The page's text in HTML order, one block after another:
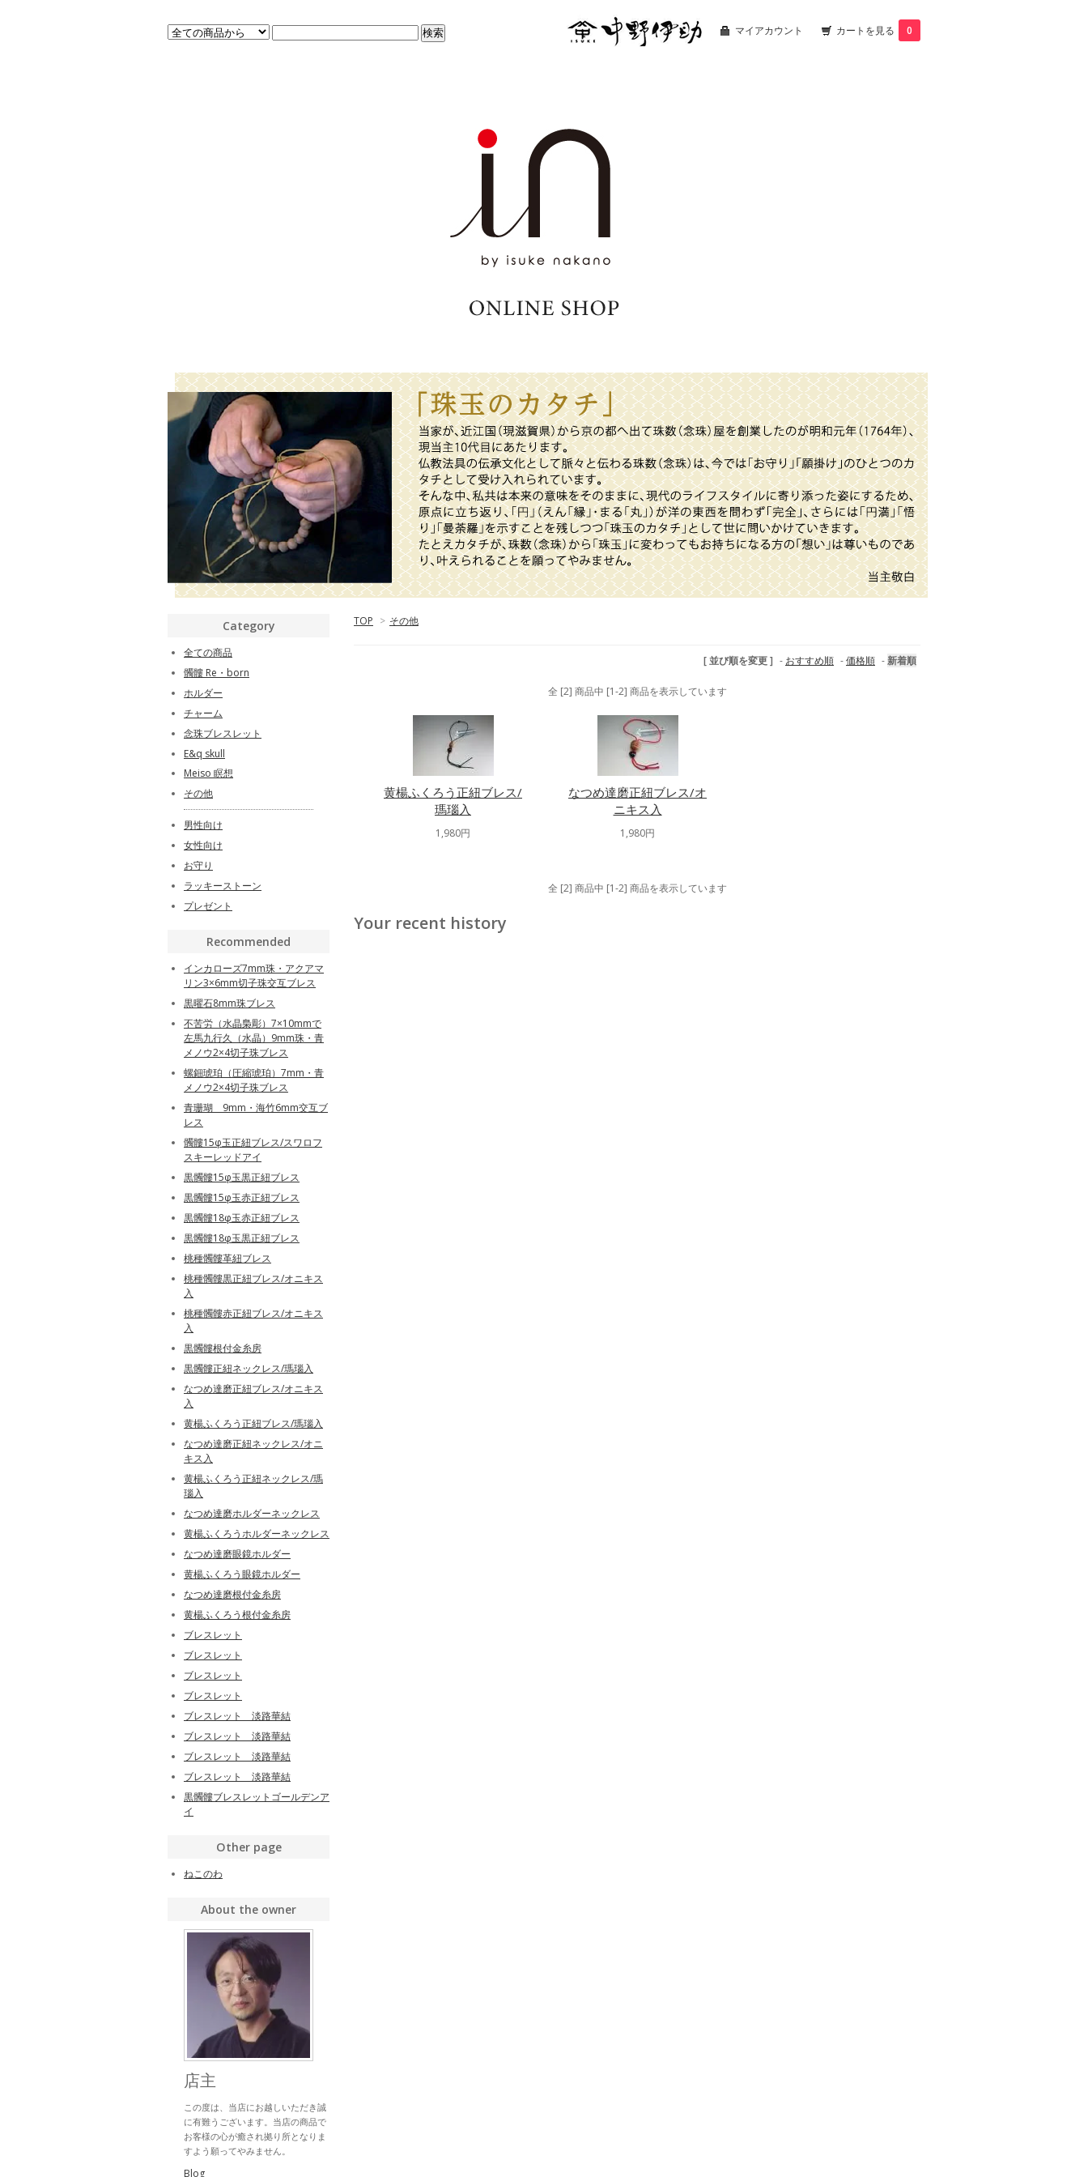
マイアカウント カートを見る 0
TOP > その他
[ 並び順を変更 ] - おすすめ順 -価格順 -新着順
全 [2] 商品中 [1-2] 商品を表示しています
黄楊ふくろう正紐ブレス/
瑪瑙入
1,980円
なつめ達磨正紐ブレス/オ
ニキス入
1,980円
全 [2] 商品中 [1-2] 商品を表示しています
Your recent history
Category
全ての商品
髑髏 Re・born
ホルダー
チャーム
念珠ブレスレット
E&q skull
Meiso 瞑想
その他
男性向け
女性向け
お守り
ラッキーストーン
プレゼント
Recommended
インカローズ7mm珠・アクアマ
リン3×6mm切子珠交互ブレス
黒曜石8mm珠ブレス
不苦労（水晶梟彫）7×10mmで
左馬九行久（水晶）9mm珠・青
メノウ2×4切子珠ブレス
螺鈿琥珀（圧縮琥珀）7mm・青
メノウ2×4切子珠ブレス
青珊瑚 9mm・海竹6mm交互ブ
レス
髑髏15φ玉正紐ブレス/スワロフ
スキーレッドアイ
黒髑髏15φ玉黒正紐ブレス
黒髑髏15φ玉赤正紐ブレス
黒髑髏18φ玉赤正紐ブレス
黒髑髏18φ玉黒正紐ブレス
桃種髑髏革紐ブレス
桃種髑髏黒正紐ブレス/オニキス
入
桃種髑髏赤正紐ブレス/オニキス
入
黒髑髏根付金糸房
黒髑髏正紐ネックレス/瑪瑙入
なつめ達磨正紐ブレス/オニキス
入
黄楊ふくろう正紐ブレス/瑪瑙入
なつめ達磨正紐ネックレス/オニ
キス入
黄楊ふくろう正紐ネックレス/瑪
瑙入
なつめ達磨ホルダーネックレス
黄楊ふくろうホルダーネックレス
なつめ達磨眼鏡ホルダー
黄楊ふくろう眼鏡ホルダー
なつめ達磨根付金糸房
黄楊ふくろう根付金糸房
ブレスレット
ブレスレット
ブレスレット
ブレスレット
ブレスレット 淡路華結
ブレスレット 淡路華結
ブレスレット 淡路華結
ブレスレット 淡路華結
黒髑髏ブレスレットゴールデンア
イ
Other page
ねこのわ
About the owner
店主
この度は、当店にお越しいただき誠
に有難うございます。当店の商品で
お客様の心が癒され拠り所となりま
すよう願ってやみません。
Blog